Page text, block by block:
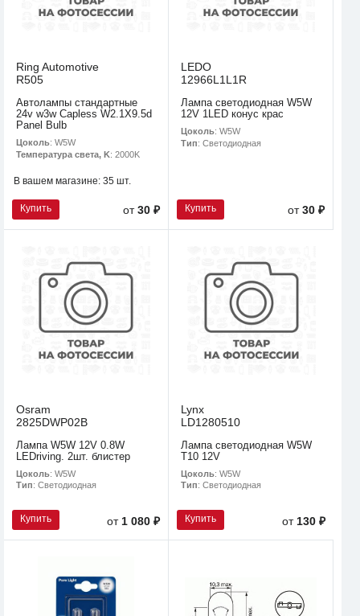
Ring Automotive
R505
Автолампы стандартные
24v w3w Capless W2.1X9.5d
Panel Bulb
Цоколь: W5W
Температура света, K: 2000K
В вашем магазине: 35 шт.
Купить от30 ₽
LEDO
12966L1L1R
Лампа светодиодная W5W
12V 1LED конус крас
Цоколь: W5W
Тип: Светодиодная
Купить от30 ₽
Osram
2825DWP02B
Лампа W5W 12V 0.8W
LEDriving. 2шт. блистер
Цоколь: W5W
Тип: Светодиодная
Купить от 1 080 ₽
Lynx
LD1280510
Лампа светодиодная W5W
T10 12V
Цоколь: W5W
Тип: Светодиодная
Купить от 130 ₽